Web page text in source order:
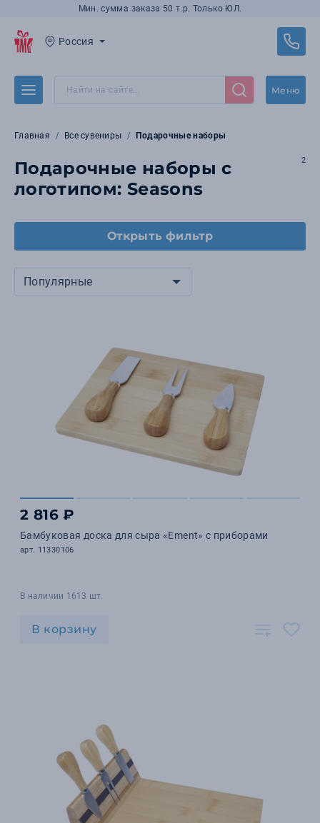
Мин. сумма заказа 50 т.р. Только ЮЛ.
Россия
Меню
Главная Все сувениры Подарочные наборы
Подарочные наборы с
логотипом: Seasons
2
Открыть фильтр
Популярные
2 816 ₽
Бамбуковая доска для сыра «Ement» с приборами
арт. 11330106
В наличии 1613 шт.
В корзину